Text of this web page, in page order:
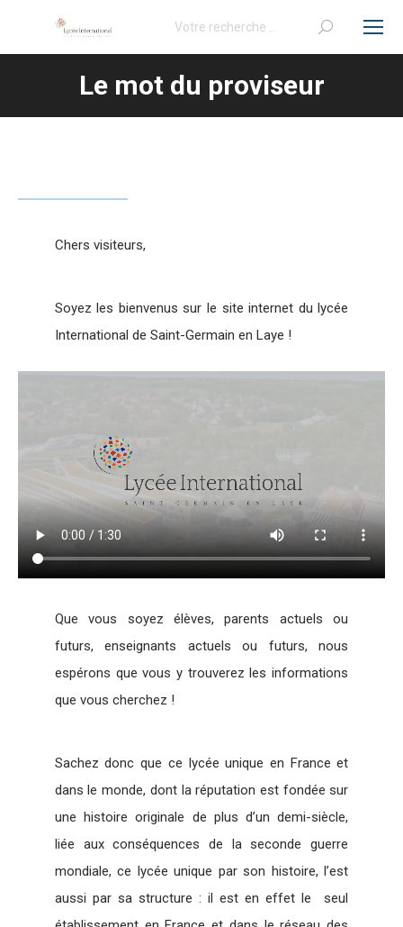
Recherche
Le mot du proviseur
Vous êtes ici :
Chers visiteurs,
Soyez les bienvenus sur le site internet du lycée
International de Saint-Germain en Laye !
Que vous soyez élèves, parents actuels ou
futurs, enseignants actuels ou futurs, nous
espérons que vous y trouverez les informations
que vous cherchez !
Sachez donc que ce lycée unique en France et
dans le monde, dont la réputation est fondée sur
une histoire originale de plus d’un demi-siècle,
liée aux conséquences de la seconde guerre
mondiale, ce lycée unique par son histoire, l’est
aussi par sa structure : il est en effet le seul